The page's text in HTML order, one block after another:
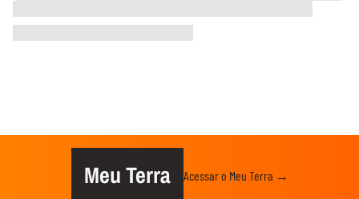
Meu Terra Acessar o Meu Terra →